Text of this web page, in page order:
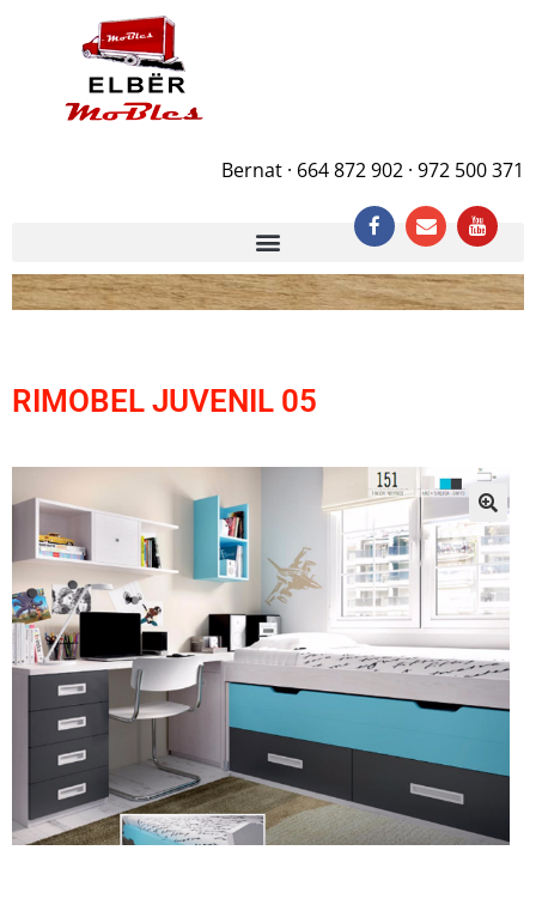
Bernat · 664 872 902 · 972 500 371
RIMOBEL JUVENIL 05